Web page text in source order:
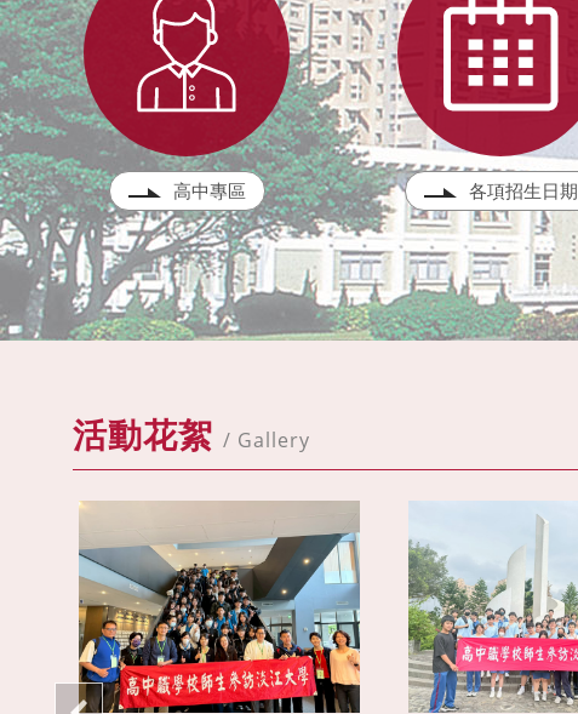
高中專區 各項招生日期
活動花絮 / Gallery